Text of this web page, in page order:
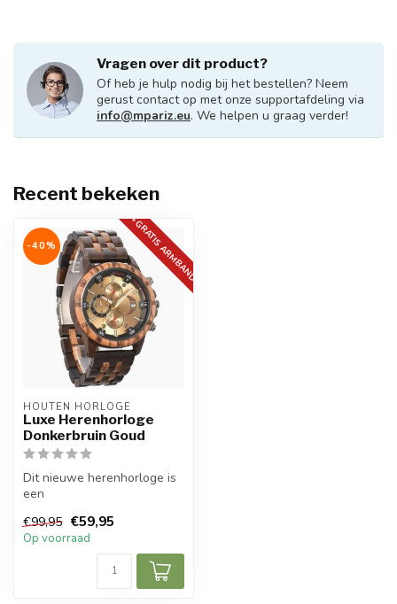
Vragen over dit product?
Of heb je hulp nodig bij het bestellen? Neem
gerust contact op met onze supportafdeling via
info@mpariz.eu. We helpen u graag verder!
Recent bekeken
+GRATIS ARMBAND
-40%
HOUTEN HORLOGE
Luxe Herenhorloge
Donkerbruin Goud
Dit nieuwe herenhorloge is
een
herenho...
€99,95 €59,95
Op voorraad